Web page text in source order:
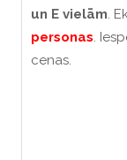
un E vielām.
personas.
cenas.